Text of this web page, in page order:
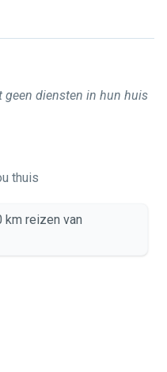
diensten in hun huis
thuis
km reizen van